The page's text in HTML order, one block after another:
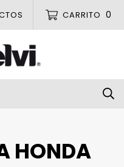
CARRITO 0
HONDA